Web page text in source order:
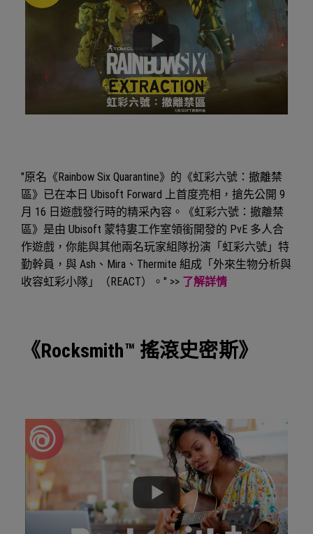
"原名《Rainbow Six Quarantine》的《虹彩六號：撤離禁
區》已在本日 Ubisoft Forward 上首度亮相，搶先公開 9
月 16 日遊戲發行時的精采內容。《虹彩六號：撤離禁
區》是由 Ubisoft 蒙特婁工作室領銜開發的 PvE 多人合
作遊戲，你能與其他兩名玩家組隊扮演「虹彩六號」特
勤幹員，與 Ash、Mira、Thermite 組成「外來生物分析與
收容虹彩小隊」（REACT）。" >> 了解詳情
《Rocksmith™ 搖滾史密斯》